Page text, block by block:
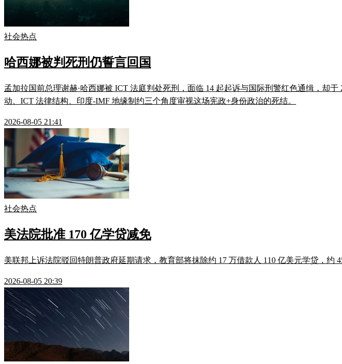
社会热点
哈西娜被判死刑仍誓言回国
孟加拉国前总理谢赫·哈西娜被 ICT 法庭判处死刑，面临 14 起起诉与国际刑警红色通缉，却
动、ICT 法律结构、印度-IMF 地缘制约三个角度审视这场宪政+身份政治的死结。
2026-08-05 21:41
社会热点
美法院批准 170 亿学贷减免
美联邦上诉法院驳回特朗普政府延期请求，教育部将抹除约 17 万借款人 110 亿美元学贷，约
2026-08-05 20:39